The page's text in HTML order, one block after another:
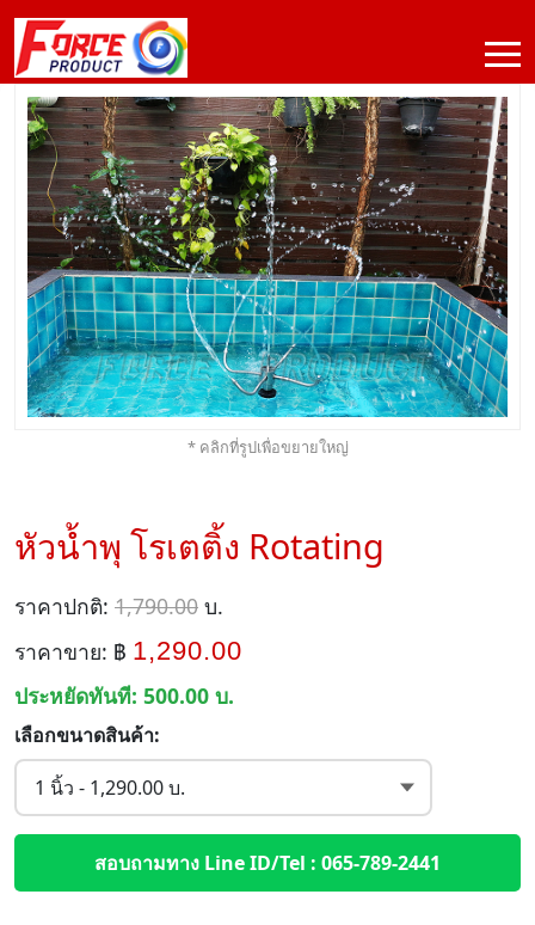
* คลิกที่รูปเพื่อขยายใหญ่
หัวน้ำพุ โรเตติ้ง Rotating
ราคาปกติ: 1,790.00 บ.
ราคาขาย: ฿ 1,290.00
ประหยัดทันที: 500.00 บ.
เลือกขนาดสินค้า:
สอบถามทาง Line ID/Tel : 065-789-2441